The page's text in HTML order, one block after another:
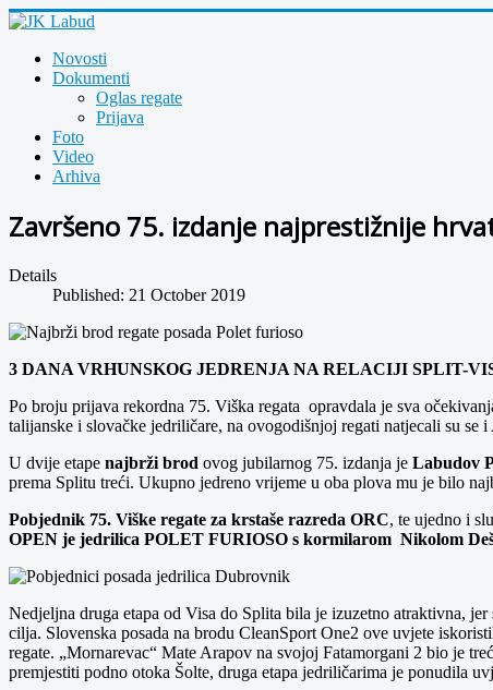
Novosti
Dokumenti
Oglas regate
Prijava
Foto
Video
Arhiva
Završeno 75. izdanje najprestižnije
Details
Published: 21 October 2019
3 DANA VRHUNSKOG JEDRENJA NA RELACIJI SPLIT-
Po broju prijava rekordna 75. Viška regata opravdala je sva
talijanske i slovačke jedriličare, na ovogodišnjoj regati natjecali su
U dvije etape najbrži brod ovog jubilarnog 75. izdanja je Labudov
prema Splitu treći. Ukupno jedreno vrijeme u oba plova mu je bilo
Pobjednik 75. Viške regate za krstaše razreda ORC, te ujedno i
OPEN je jedrilica POLET FURIOSO s kormilarom Nikolom
Nedjeljna druga etapa od Visa do Splita bila je izuzetno atraktivna,
cilja. Slovenska posada na brodu CleanSport One2 ove uvjete
regate. „Mornarevac“ Mate Arapov na svojoj Fatamorgani 2 bio je
premjestiti podno otoka Šolte, druga etapa jedriličarima je ponudila